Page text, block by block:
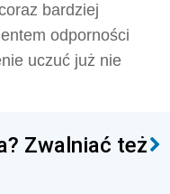
bardziej
odporności
uczuć już nie
Zwalniać też